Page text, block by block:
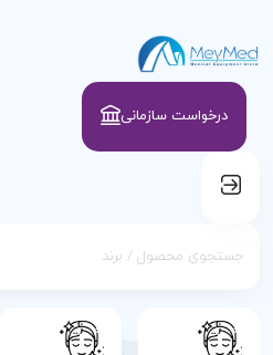
درخواست سازمانی